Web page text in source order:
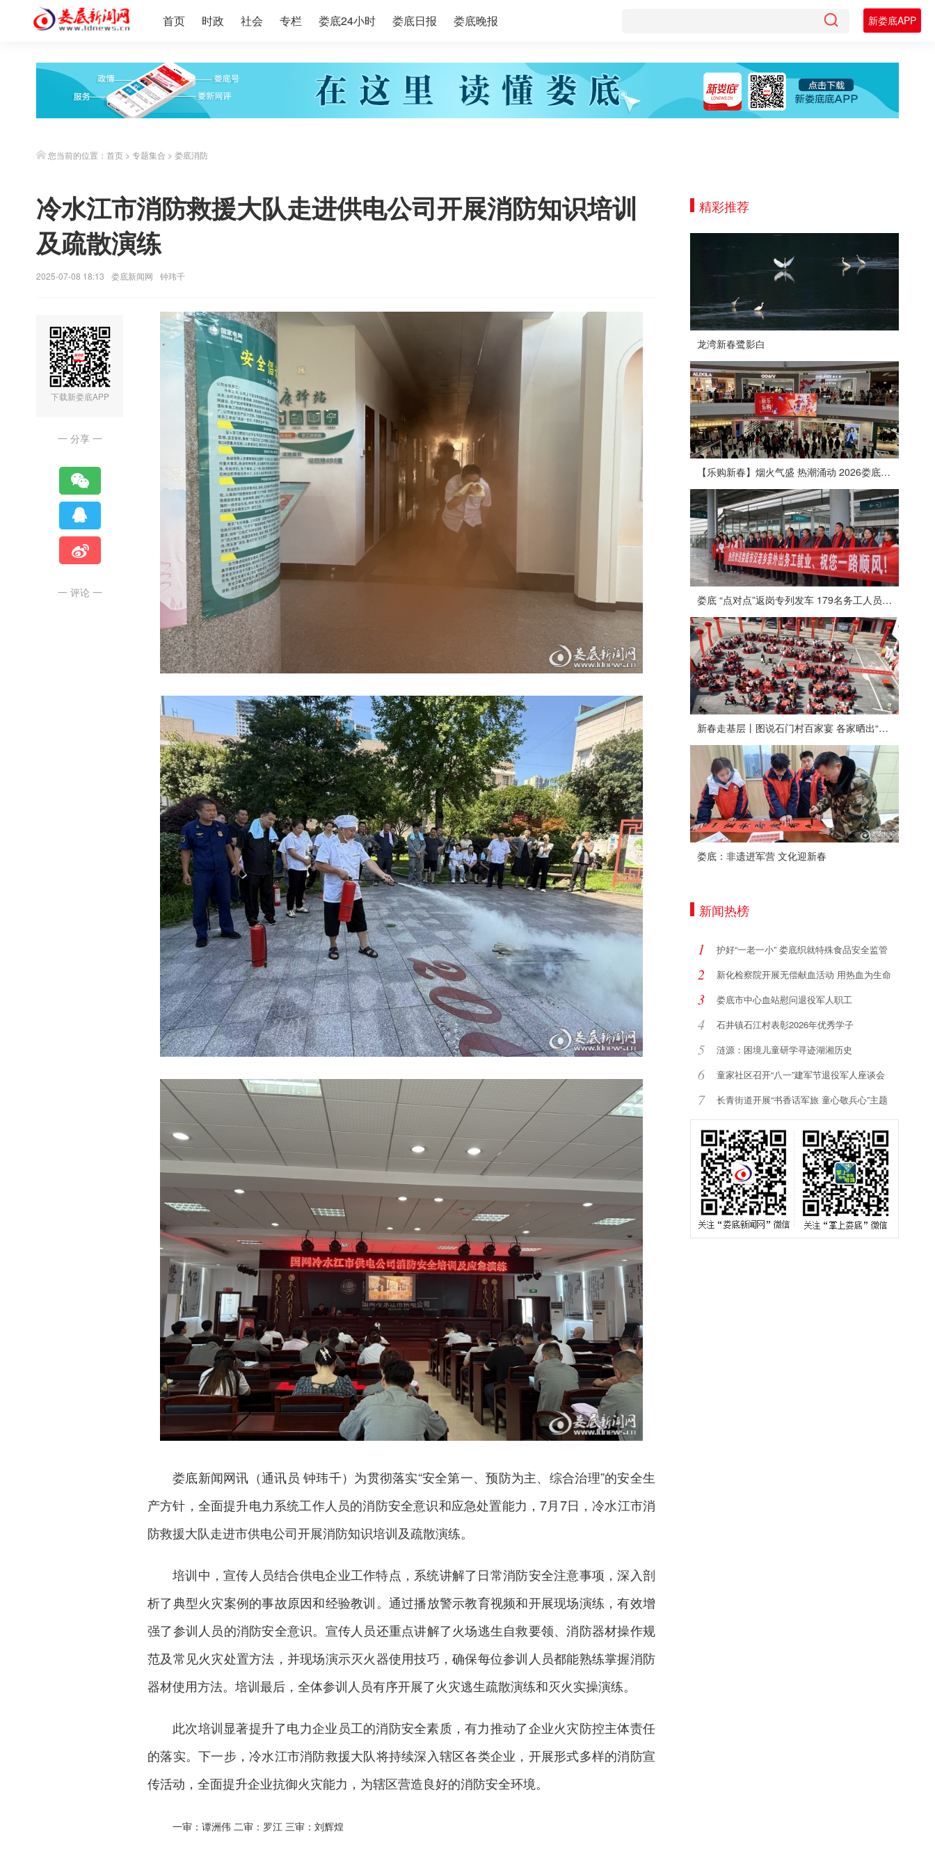
首页 时政 社会 专栏 娄底24小时 娄底日报 娄底晚报 新娄底APP
您当前的位置： 首页 > 专题集合 > 娄底消防
冷水江市消防救援大队走进供电公司开展消防知识培训
及疏散演练
2025-07-08 18:13 娄底新闻网 钟玮千
下载新娄底APP
一 分享 一
一 评论 一
娄底新闻网讯（通讯员 钟玮千）为贯彻落实“安全第一、预防为主、综合治理”的安全生
产方针，全面提升电力系统工作人员的消防安全意识和应急处置能力，7月7日，冷水江市消
防救援大队走进市供电公司开展消防知识培训及疏散演练。
培训中，宣传人员结合供电企业工作特点，系统讲解了日常消防安全注意事项，深入剖
析了典型火灾案例的事故原因和经验教训。通过播放警示教育视频和开展现场演练，有效增
强了参训人员的消防安全意识。宣传人员还重点讲解了火场逃生自救要领、消防器材操作规
范及常见火灾处置方法，并现场演示灭火器使用技巧，确保每位参训人员都能熟练掌握消防
器材使用方法。培训最后，全体参训人员有序开展了火灾逃生疏散演练和灭火实操演练。
此次培训显著提升了电力企业员工的消防安全素质，有力推动了企业火灾防控主体责任
的落实。下一步，冷水江市消防救援大队将持续深入辖区各类企业，开展形式多样的消防宣
传活动，全面提升企业抗御火灾能力，为辖区营造良好的消防安全环境。
一审：谭洲伟 二审：罗江 三审：刘辉煌
精彩推荐
龙湾新春鹭影白
【乐购新春】烟火气盛 热潮涌动 2026娄底春节消费市场喜迎“开门红”
娄底 “点对点”返岗专列发车 179名务工人员免费赴沪
新春走基层丨图说石门村百家宴 各家晒出“拿手菜”
娄底：非遗进军营 文化迎新春
新闻热榜
1 护好“一老一小” 娄底织就特殊食品安全监管
2
新化检察院开展无偿献血活动 用热血为生命
3 娄底市中心血站慰问退役军人职工
4 石井镇石江村表彰2026年优秀学子
5 涟源：困境儿童研学寻迹湖湘历史
6 童家社区召开“八一”建军节退役军人座谈会
7 长青街道开展“书香话军旅 童心敬兵心”主题